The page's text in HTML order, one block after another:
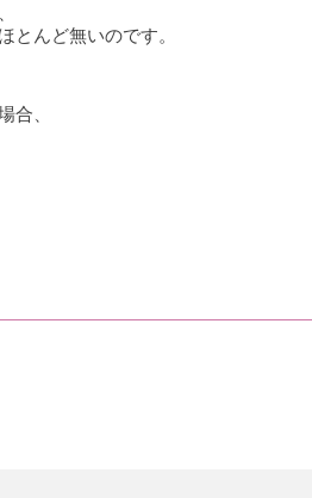
とんど無いのです。
合、